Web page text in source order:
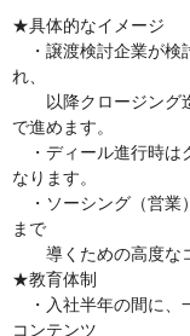
★具体的なイメージ
・譲渡検討企業が検
れ、
以降クロージング迄
で進めます。
・ディール進行時は
なります。
・ソーシング（営業
まで
導くための高度なコ
★教育体制
・入社半年の間に、
コンテンツ